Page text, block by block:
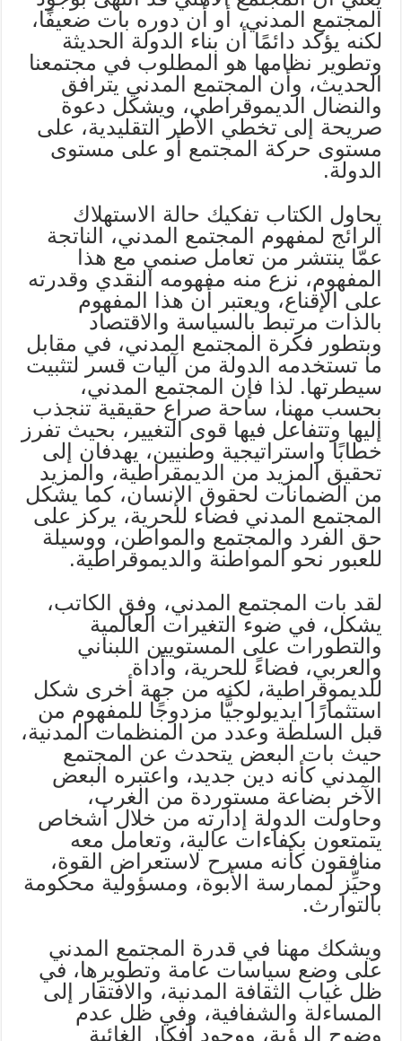
المجتمع المدني، أو أن دوره بات ضعيفًا،
لكنه يؤكد دائمًا أن بناء الدولة الحديثة
وتطوير نظامها هو المطلوب في مجتمعنا
الحديث، وأن المجتمع المدني يترافق
والنضال الديموقراطي، ويشكل دعوة
صريحة إلى تخطي الأطر التقليدية، على
مستوى حركة المجتمع أو على مستوى
الدولة.
يحاول الكتاب تفكيك حالة الاستهلاك
الرائج لمفهوم المجتمع المدني، الناتجة
عمّا ينتشر من تعامل صنمي مع هذا
المفهوم، نزع منه مفهومه النقدي وقدرته
على الإقناع، ويعتبر أن هذا المفهوم
بالذات مرتبط بالسياسة والاقتصاد
وبتطور فكرة المجتمع المدني، في مقابل
ما تستخدمه الدولة من آليات قسر لتثبيت
سيطرتها. لذا فإن المجتمع المدني،
بحسب مهنا، ساحة صراع حقيقية تنجذب
إليها وتتفاعل فيها قوى التغيير، بحيث تفرز
خطابًا واستراتيجية وطنيين، يهدفان إلى
تحقيق المزيد من الديمقراطية، والمزيد
من الضمانات لحقوق الإنسان، كما يشكل
المجتمع المدني فضاء للحرية، يركز على
حق الفرد والمجتمع والمواطن، ووسيلة
للعبور نحو المواطنة والديموقراطية.
لقد بات المجتمع المدني، وفق الكاتب،
يشكل، في ضوء التغيرات العالمية
والتطورات على المستويين اللبناني
والعربي، فضاءً للحرية، وأداة
للديموقراطية، لكنه من جهة أخرى شكل
استثمارًا ايديولوجيًّا مزدوجًا للمفهوم من
قبل السلطة وعدد من المنظمات المدنية،
حيث بات البعض يتحدث عن المجتمع
المدني كأنه دين جديد، واعتبره البعض
الآخر بضاعة مستوردة من الغرب،
وحاولت الدولة إدارته من خلال أشخاص
يتمتعون بكفاءات عالية، وتعامل معه
منافقون كأنه مسرح لاستعراض القوة،
وحيِّز لممارسة الأبوة، ومسؤولية محكومة
بالتوارث.
ويشكك مهنا في قدرة المجتمع المدني
على وضع سياسات عامة وتطويرها، في
ظل غياب الثقافة المدنية، والافتقار إلى
المساءلة والشفافية، وفي ظل عدم
وضوح الرؤية، ووجود أفكار إلغائية